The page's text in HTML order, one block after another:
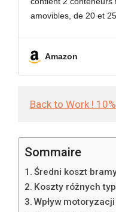
amovibles, de 20 et
Amazon
Back to Work !
Sommaire
Średni koszt
Koszty różnych
Wpływ